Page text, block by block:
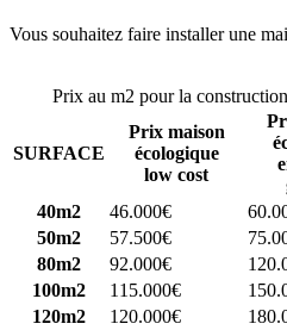
Vous souhaitez faire installer une
Prix au m2 pour la
SURFACE
Prix maison
écologique
low cost
40m2
46.000€
50m2
57.500€
80m2
92.000€
100m2
115.000€
120m2
120.000€